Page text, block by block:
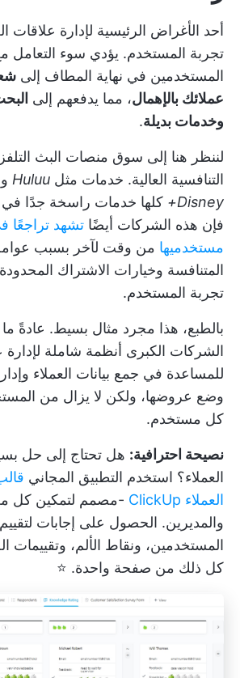
أحد الأغراض الرئيسية لإدارة علاقات
تجربة المستخدم. يؤدي سوء
المستخدمين في نهاية المطاف إلى
عملائك بالإهمال، مما يدفعهم إلى
وخدمات بديلة.
لننظر هنا إلى سوق منصات البث
التنافسية العالية. خدمات مثل Huluu و
Disney+
كلها خدمات راسخة جدًا
فإن هذه الشركات أيضًا تشهد تراجعًا
مستخدميها من وقت لآخر بسبب
المتنافسة وخيارات الاشتراك
تجربة المستخدم.
بالطبع، هذا مجرد مثال بسيط. عادةً
الشركات الكبرى أنظمة شاملة لإدارة
للمساعدة في جمع بيانات العملاء
وضع عروضها، ولكن لا يزال من
كل مستخدم.
نصيحة احترافية: هل تحتاج إلى حل
العملاء؟ استخدم التطبيق المجاني
العملاء ClickUp
-مصمم لتمكين كل
والمديرين. الحصول على إجابات
المستخدمين، ونقاط الألم، وتقييمات
كل ذلك من صفحة واحدة. ⭐